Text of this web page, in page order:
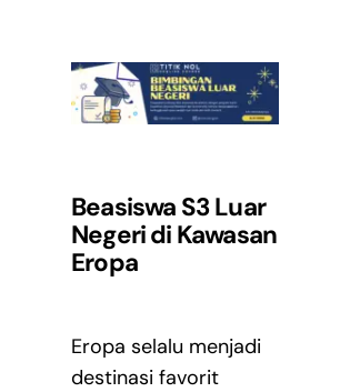
Beasiswa S3 Luar
Negeri di Kawasan
Eropa
Eropa selalu menjadi
destinasi favorit